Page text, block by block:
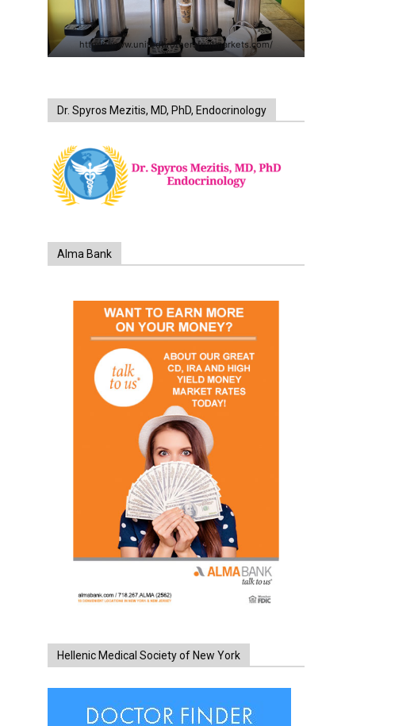
https://www.unitedbrothersfruitmarkets.com/
Dr. Spyros Mezitis, MD, PhD, Endocrinology
Alma Bank
Hellenic Medical Society of New York